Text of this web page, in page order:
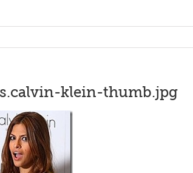
klein-thumb.jpg